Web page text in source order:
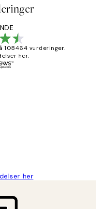
108464 vurderinger.
her.
her